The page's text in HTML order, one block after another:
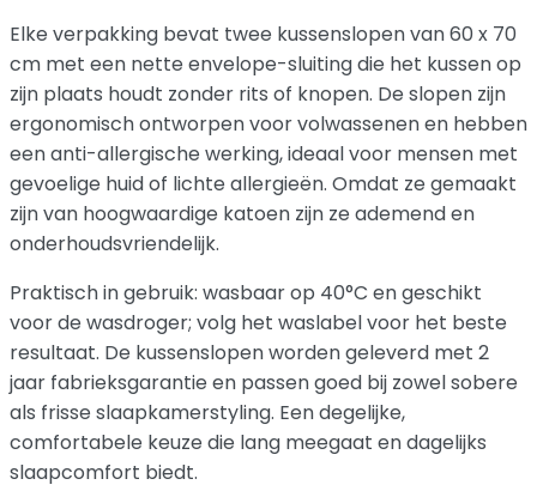
Elke verpakking bevat twee kussenslopen van 60 x 70
cm met een nette envelope-sluiting die het kussen op
zijn plaats houdt zonder rits of knopen. De slopen zijn
ergonomisch ontworpen voor volwassenen en hebben
een anti-allergische werking, ideaal voor mensen met
gevoelige huid of lichte allergieën. Omdat ze gemaakt
zijn van hoogwaardige katoen zijn ze ademend en
onderhoudsvriendelijk.
Praktisch in gebruik: wasbaar op 40°C en geschikt
voor de wasdroger; volg het waslabel voor het beste
resultaat. De kussenslopen worden geleverd met 2
jaar fabrieksgarantie en passen goed bij zowel sobere
als frisse slaapkamerstyling. Een degelijke,
comfortabele keuze die lang meegaat en dagelijks
slaapcomfort biedt.